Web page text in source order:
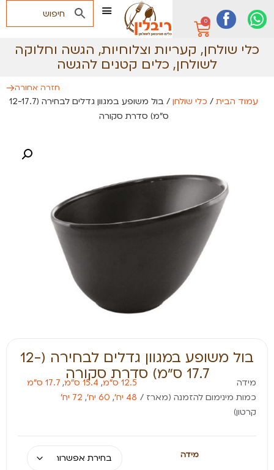
0
כלי שולחן, קעריות וצלוחיות, הגשה וחלוקה
לשולחן, כלים קטנים להגשה
עמוד הבית / כלי שולחן
/ בול משופע במגוון גדלים לבחירה (12-17.7
ס״מ) סדרת סקורה
חזרה אחורה
בול משופע במגוון גדלים לבחירה (12-
17.7 ס״מ) סדרת סקורה
מידה 12.5 ס״מ , 15.4 ס"מ , 17.7 ס"מ
כמות מינימום להזמנה (מארז /
קרטון)
48 יח׳ , 60 יח׳ , 72 יח׳
מידה